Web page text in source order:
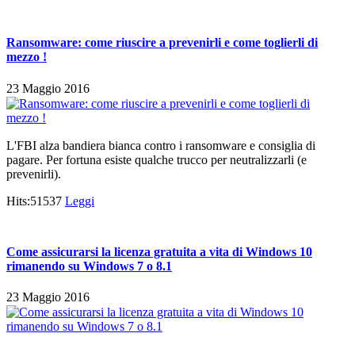
Ransomware: come riuscire a prevenirli e come toglierli di
mezzo !
23 Maggio 2016
L'FBI alza bandiera bianca contro i ransomware e consiglia di
pagare. Per fortuna esiste qualche trucco per neutralizzarli (e
prevenirli).
Hits:51537 Leggi
Come assicurarsi la licenza gratuita a vita di Windows 10
rimanendo su Windows 7 o 8.1
23 Maggio 2016